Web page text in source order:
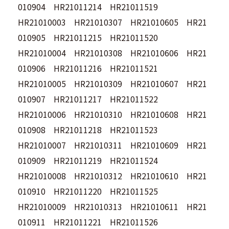
010904 HR21011214 HR21011519
HR21010003 HR21010307 HR21010605 HR21
010905 HR21011215 HR21011520
HR21010004 HR21010308 HR21010606 HR21
010906 HR21011216 HR21011521
HR21010005 HR21010309 HR21010607 HR21
010907 HR21011217 HR21011522
HR21010006 HR21010310 HR21010608 HR21
010908 HR21011218 HR21011523
HR21010007 HR21010311 HR21010609 HR21
010909 HR21011219 HR21011524
HR21010008 HR21010312 HR21010610 HR21
010910 HR21011220 HR21011525
HR21010009 HR21010313 HR21010611 HR21
010911 HR21011221 HR21011526